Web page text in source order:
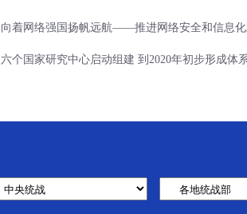
向着网络强国扬帆远航——推进网络安全和信息化
六个国家研究中心启动组建 到2020年初步形成体